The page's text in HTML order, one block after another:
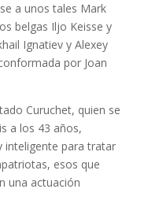
a unos tales Mark
belgas Iljo Keisse y
Ignatiev y Alexey
por Joan
Curuchet, quien se
a los 43 años,
inteligente para tratar
esos que
una actuación